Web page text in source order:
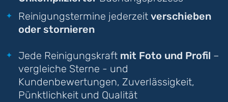
Reinigungstermine jederzeit verschieben
oder stornieren
Jede Reinigungskraft mit Foto und Profil –
vergleiche Sterne - und
Kundenbewertungen, Zuverlässigkeit,
Pünktlichkeit und Qualität